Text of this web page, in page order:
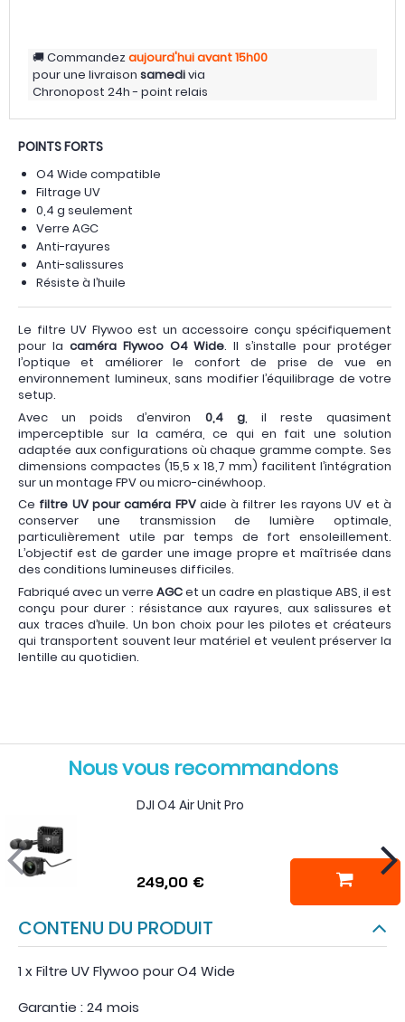
Commandezaujourd'huiavant 15h00
pour une livraison samedivia
Chronopost 24h - point relais
POINTS FORTS
O4 Wide compatible
Filtrage UV
0,4 g seulement
Verre AGC
Anti-rayures
Anti-salissures
Résiste à l’huile
Le filtre UV Flywoo est un accessoire conçu spécifiquement
pour la caméra Flywoo O4 Wide. Il s’installe pour protéger
l’optique et améliorer le confort de prise de vue en
environnement lumineux, sans modifier l’équilibrage de votre
setup.
Avec un poids d’environ 0,4 g, il reste quasiment
imperceptible sur la caméra, ce qui en fait une solution
adaptée aux configurations où chaque gramme compte. Ses
dimensions compactes (15,5 x 18,7 mm) facilitent l’intégration
sur un montage FPV ou micro-cinéwhoop.
Ce filtre UV pour caméra FPVaide à filtrer les rayons UV et à
conserver une transmission de lumière optimale,
particulièrement utile par temps de fort ensoleillement.
L’objectif est de garder une image propre et maîtrisée dans
des conditions lumineuses difficiles.
Fabriqué avec un verre AGCet un cadre en plastique ABS, il est
conçu pour durer : résistance aux rayures, aux salissures et
aux traces d’huile. Un bon choix pour les pilotes et créateurs
qui transportent souvent leur matériel et veulent préserver la
lentille au quotidien.
Nous vous recommandons
DJI O4 Air Unit Pro
249,00 €
CONTENU DU PRODUIT
1 x Filtre UV Flywoo pour O4 Wide
Garantie : 24 mois